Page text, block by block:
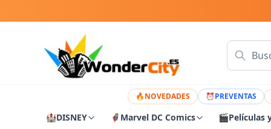
🔥NOVEDADES ⏰PREVENTAS
🏰DISNEY 🦸 Marvel DC Comics 🎬Películas